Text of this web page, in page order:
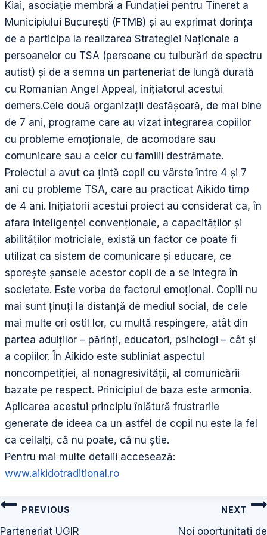
Kiai, asociație membră a Fundației pentru Tineret a
Municipiului București (FTMB) și au exprimat dorința
de a participa la realizarea Strategiei Naționale a
persoanelor cu TSA (persoane cu tulburări de spectru
autist) și de a semna un parteneriat de lungă durată
cu Romanian Angel Appeal, inițiatorul acestui
demers.Cele două organizații desfășoară, de mai bine
de 7 ani, programe care au vizat integrarea copiilor
cu probleme emoționale, de acomodare sau
comunicare sau a celor cu familii destrămate.
Proiectul a avut ca țintă copii cu vârste între 4 și 7
ani cu probleme TSA, care au practicat Aikido timp
de 4 ani. Inițiatorii acestui proiect au considerat ca, în
afara inteligenței convenționale, a capacităților și
abilităților motriciale, există un factor ce poate fi
utilizat ca sistem de comunicare și educare, ce
sporește șansele acestor copii de a se integra în
societate. Este vorba de factorul emoțional. Copiii nu
mai sunt ținuți la distanță de mediul social, de cele
mai multe ori ostil lor, cu multă respingere, atât din
partea adulților – părinți, educatori, psihologi – cât și
a copiilor. În Aikido este subliniat aspectul
noncompetiției, al nonagresivității, al comunicării
bazate pe respect. Prinicipiul de baza este armonia.
Aplicarea acestui principiu înlătură frustrarile
generate de ideea ca un astfel de copil nu este la fel
ca ceilalți, că nu poate, că nu știe.
Pentru mai multe detalii accesează:
www.aikidotraditional.ro
Navigare
în
PREVIOUS
Parteneriat UGIR
NEXT
Noi oportunitati de